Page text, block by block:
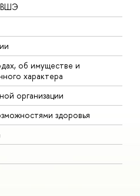
ВШЭ
об имуществе и
характера
организации
здоровья